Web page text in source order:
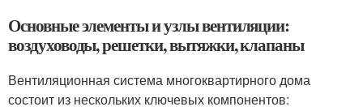
Основные элементы и узлы вентиляции:
воздуховоды, решетки, вытяжки, клапаны
Вентиляционная система многоквартирного дома
состоит из нескольких ключевых компонентов: